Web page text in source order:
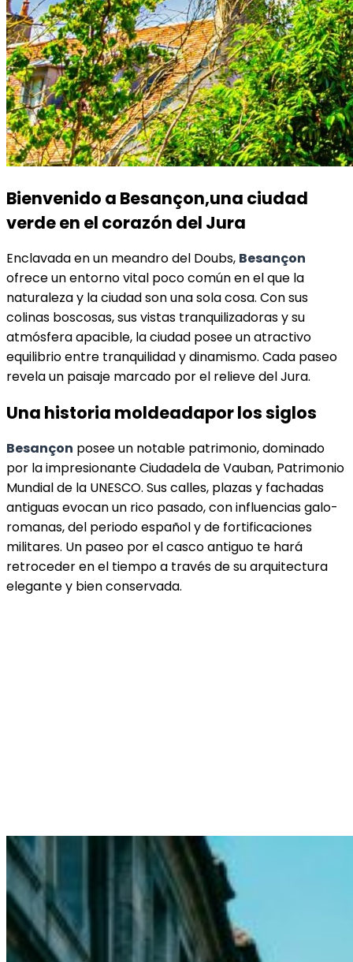
Bienvenido a Besançon,una ciudad
verde en el corazón del Jura
Enclavada en un meandro del Doubs, Besançon
ofrece un entorno vital poco común en el que la
naturaleza y la ciudad son una sola cosa. Con sus
colinas boscosas, sus vistas tranquilizadoras y su
atmósfera apacible, la ciudad posee un atractivo
equilibrio entre tranquilidad y dinamismo. Cada paseo
revela un paisaje marcado por el relieve del Jura.
Una historia moldeadapor los siglos
Besançon posee un notable patrimonio, dominado
por la impresionante Ciudadela de Vauban, Patrimonio
Mundial de la UNESCO. Sus calles, plazas y fachadas
antiguas evocan un rico pasado, con influencias galo-
romanas, del periodo español y de fortificaciones
militares. Un paseo por el casco antiguo te hará
retroceder en el tiempo a través de su arquitectura
elegante y bien conservada.